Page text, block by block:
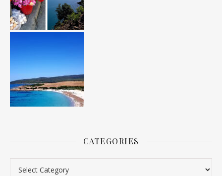
CATEGORIES